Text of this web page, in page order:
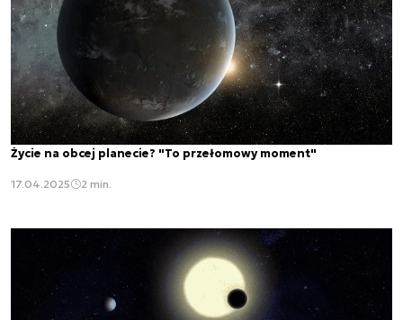
Życie na obcej planecie? "To przełomowy moment"
17.04.2025 2 min.